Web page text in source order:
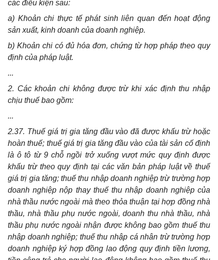
các điều kiện sau:
a) Khoản chi thực tế phát sinh liên quan đến hoạt động
sản xuất, kinh doanh của doanh nghiệp.
b) Khoản chi có đủ hóa đơn, chứng từ hợp pháp theo quy
định của pháp luật.
...
2. Các khoản chi không được trừ khi xác định thu nhập
chịu thuế bao gồm:
...
2.37. Thuế giá trị gia tăng đầu vào đã được khấu trừ hoặc
hoàn thuế; thuế giá trị gia tăng đầu vào của tài sản cố định
là ô tô từ 9 chỗ ngồi trở xuống vượt mức quy định được
khấu trừ theo quy định tại các văn bản pháp luật về thuế
giá trị gia tăng; thuế thu nhập doanh nghiệp trừ trường hợp
doanh nghiệp nộp thay thuế thu nhập doanh nghiệp của
nhà thầu nước ngoài mà theo thỏa thuận tại hợp đồng nhà
thầu, nhà thầu phụ nước ngoài, doanh thu nhà thầu, nhà
thầu phụ nước ngoài nhận được không bao gồm thuế thu
nhập doanh nghiệp; thuế thu nhập cá nhân trừ trường hợp
doanh nghiệp ký hợp đồng lao động quy định tiền lương,